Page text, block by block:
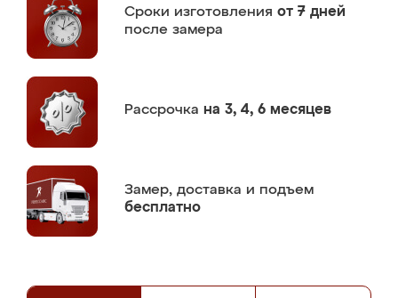
Сроки изготовления от 7 дней
после замера
Рассрочка на 3, 4, 6 месяцев
Замер, доставка и подъем
бесплатно